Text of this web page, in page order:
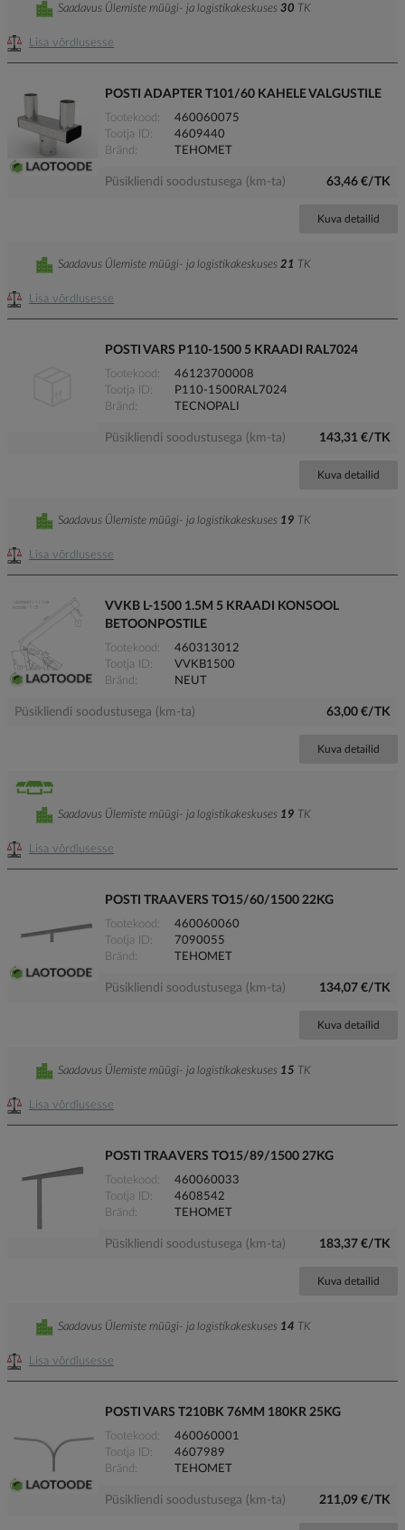
Lisa võrdlusesse
Saadavus Ülemiste müügi- ja logistikakeskuses 30 TK
POSTI ADAPTER T101/60 KAHELE VALGUSTILE
Tootekood
460060075
Tootja ID
4609440
Bränd
TEHOMET
Püsikliendi soodustusega (km-ta) 63,46 €/TK
Kuva detailid
Lisa võrdlusesse
Saadavus Ülemiste müügi- ja logistikakeskuses 21 TK
POSTI VARS P110-1500 5 KRAADI RAL7024
Tootekood
46123700008
Tootja ID
P110-1500RAL7024
Bränd
TECNOPALI
Püsikliendi soodustusega (km-ta) 143,31 €/TK
Kuva detailid
Lisa võrdlusesse
Saadavus Ülemiste müügi- ja logistikakeskuses 19 TK
VVKB L-1500 1.5M 5 KRAADI KONSOOL
BETOONPOSTILE
Tootekood
460313012
Tootja ID
VVKB1500
Bränd
NEUT
Püsikliendi soodustusega (km-ta) 63,00 €/TK
Kuva detailid
Lisa võrdlusesse
Saadavus Ülemiste müügi- ja logistikakeskuses 19 TK
POSTI TRAAVERS TO15/60/1500 22KG
Tootekood
460060060
Tootja ID
7090055
Bränd
TEHOMET
Püsikliendi soodustusega (km-ta) 134,07 €/TK
Kuva detailid
Lisa võrdlusesse
Saadavus Ülemiste müügi- ja logistikakeskuses 15 TK
POSTI TRAAVERS TO15/89/1500 27KG
Tootekood
460060033
Tootja ID
4608542
Bränd
TEHOMET
Püsikliendi soodustusega (km-ta) 183,37 €/TK
Kuva detailid
Lisa võrdlusesse
Saadavus Ülemiste müügi- ja logistikakeskuses 14 TK
POSTI VARS T210BK 76MM 180KR 25KG
Tootekood
460060001
Tootja ID
4607989
Bränd
TEHOMET
Püsikliendi soodustusega (km-ta) 211,09 €/TK